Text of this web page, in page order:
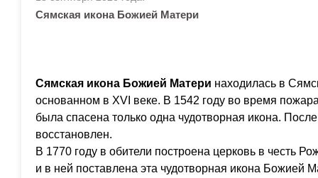
Сямская икона Божией Матери
Сямская икона Божией Матери находилась в
основанном в ХVI веке. В 1542 году во время
была спасена только одна чудотворная икона.
восстановлен.
В 1770 году в обители построена церковь в честь
и в ней поставлена эта чудотворная икона Божией